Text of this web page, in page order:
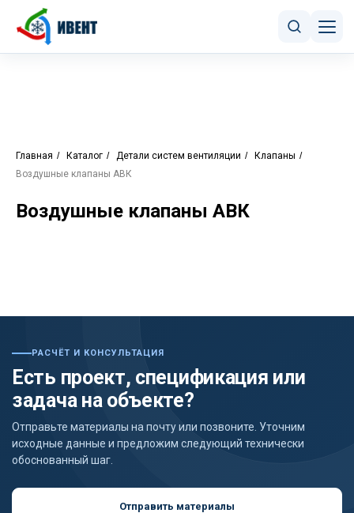
Главная / Каталог / Детали систем вентиляции / Клапаны /
Воздушные клапаны АВК
Воздушные клапаны АВК
РАСЧЁТ И КОНСУЛЬТАЦИЯ
Есть проект, спецификация или
задача на объекте?
Отправьте материалы на почту или позвоните. Уточним
исходные данные и предложим следующий технически
обоснованный шаг.
Отправить материалы